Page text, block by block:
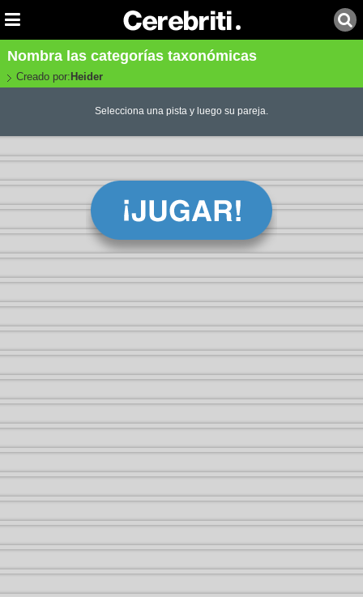
Nombra las categorías taxonómicas
Creado por: Heider
Selecciona una pista y luego su pareja.